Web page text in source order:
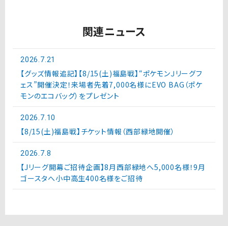
関連ニュース
2026.7.21
【グッズ情報追記】【8/15(土)福島戦】“ポケモンＪリーグフ
ェス”開催決定！来場者先着7,000名様にEVO BAG（ポケ
モンのエコバッグ）をプレゼント
2026.7.10
【8/15(土)福島戦】チケット情報（西部緑地開催）
2026.7.8
【Jリーグ開幕ご招待企画】8月西部緑地へ5,000名様！9月
ゴースタへ小中高生400名様をご招待